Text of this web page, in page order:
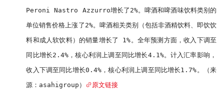
Peroni Nastro Azzurro增长了2%。啤酒和啤酒味饮料类别的
单位销售价格上涨了2%。啤酒相关类别（包括非酒精饮料、即饮饮
料和成人软饮料）的销量增长了 1%。全年预测方面，收入下调至
同比增长2.4%，核心利润上调至同比增长4.1%。计入汇率影响，
收入下调至同比增长0.4%，核心利润上调至同比增长1.7%。（来
源：asahigroup）
原文链接